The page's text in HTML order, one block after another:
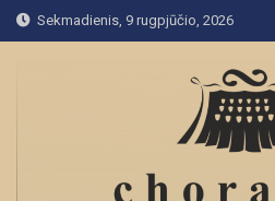
Skip
to
Sekmadienis, 9 rugpjūčio, 2026